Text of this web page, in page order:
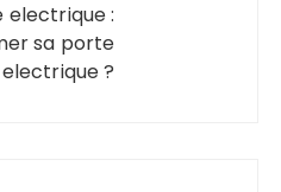
electrique :
sa porte
?